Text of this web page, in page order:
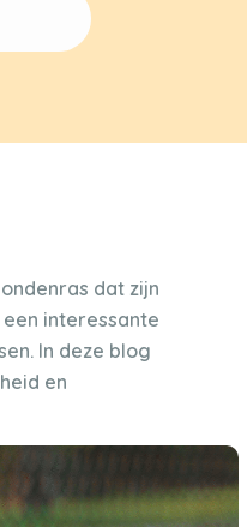
dat zijn
interessante
In deze blog
en